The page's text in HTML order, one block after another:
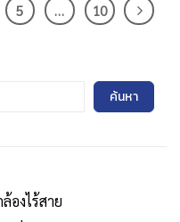
5 … 10
ค้นหา
องไร้สาย